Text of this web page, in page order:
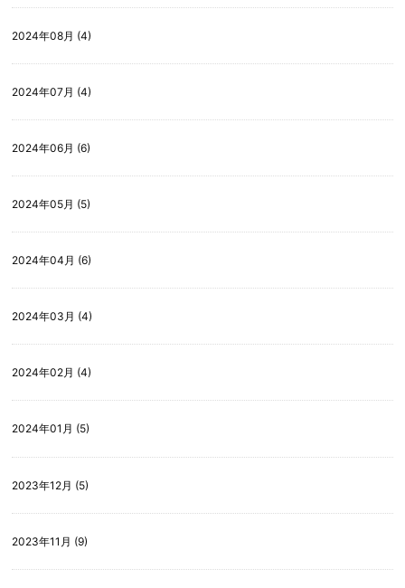
2024年08月 (4)
2024年07月 (4)
2024年06月 (6)
2024年05月 (5)
2024年04月 (6)
2024年03月 (4)
2024年02月 (4)
2024年01月 (5)
2023年12月 (5)
2023年11月 (9)